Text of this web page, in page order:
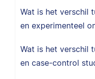
Wat is het verschil
en experimenteel
Wat is het verschil
en case-control